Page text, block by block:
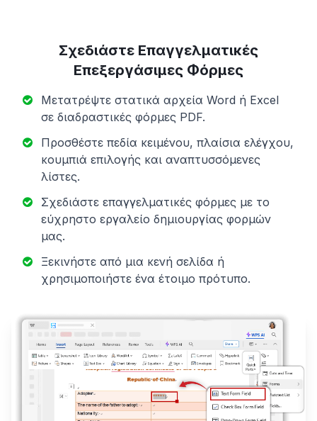
Σχεδιάστε Επαγγελματικές
Επεξεργάσιμες Φόρμες
Μετατρέψτε στατικά αρχεία Word ή Excel
σε διαδραστικές φόρμες PDF.
Προσθέστε πεδία κειμένου, πλαίσια ελέγχου,
κουμπιά επιλογής και αναπτυσσόμενες
λίστες.
Σχεδιάστε επαγγελματικές φόρμες με το
εύχρηστο εργαλείο δημιουργίας φορμών
μας.
Ξεκινήστε από μια κενή σελίδα ή
χρησιμοποιήστε ένα έτοιμο πρότυπο.